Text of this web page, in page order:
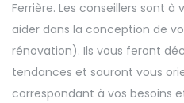
Ferrière. Les conseillers sont
aider dans la conception de
rénovation). Ils vous feront
tendances et sauront vous
correspondant à vos besoins